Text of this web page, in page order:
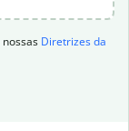
nossas Diretrizes da